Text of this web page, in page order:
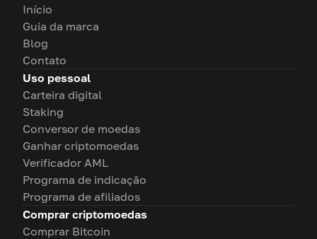
Início
Guia da marca
Blog
Contato
Uso pessoal
Carteira digital
Staking
Conversor de moedas
Ganhar criptomoedas
Verificador AML
Programa de indicação
Programa de afiliados
Comprar criptomoedas
Comprar Bitcoin